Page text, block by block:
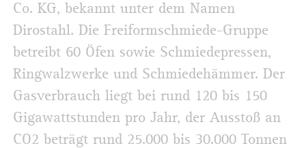
Co. KG, bekannt unter dem Namen
Dirostahl. Die Freiformschmiede-Gruppe
betreibt 60 Öfen sowie Schmiedepressen,
Ringwalzwerke und Schmiedehämmer. Der
Gasverbrauch liegt bei rund 120 bis 150
Gigawattstunden pro Jahr, der Ausstoß an
CO2 beträgt rund 25.000 bis 30.000 Tonnen